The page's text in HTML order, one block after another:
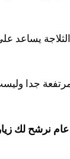
يساعد
جدا
عام نرشح لك